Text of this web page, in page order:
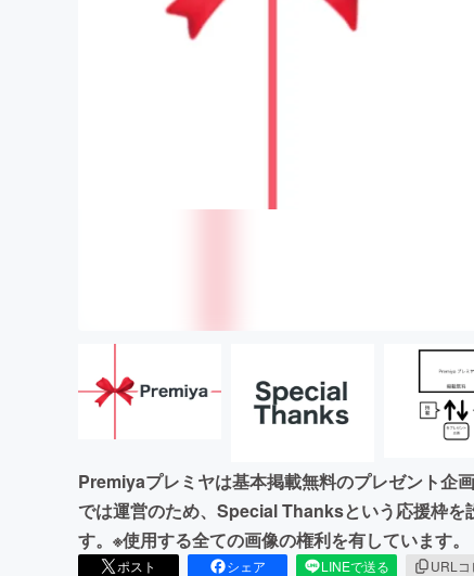
Premiyaプレミヤは基本掲載無料のプレゼント企
では運営のため、Special Thanksという応援枠を
す。※使用する全ての画像の権利を有しています。
ポスト シェア LINEで送る URLコ